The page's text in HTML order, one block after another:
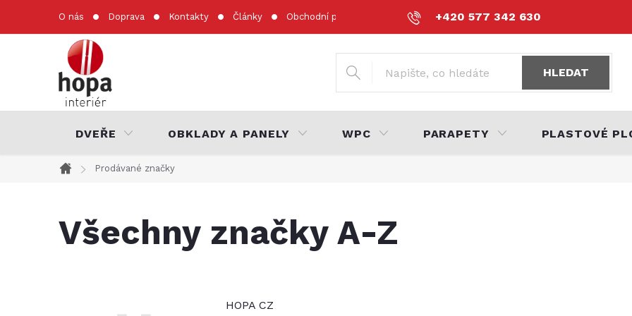
+420 577 342 630
O nás Doprava Kontakty Články Obchodní podmínky Podmínky ochrany osobních údajů
HLEDAT
DVEŘE OBKLADY A PANELY WPC PARAPETY PLASTOVÉ
Domů
Prodávané značky
Všechny značky A-Z
HOPA CZ